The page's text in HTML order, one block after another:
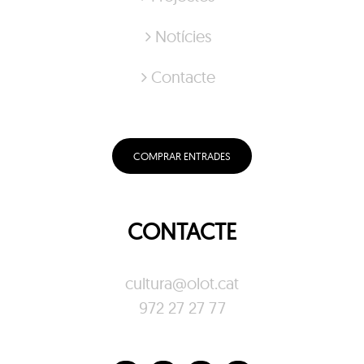
Notícies
Contacte
COMPRAR ENTRADES
CONTACTE
cultura@olot.cat
972 27 27 77